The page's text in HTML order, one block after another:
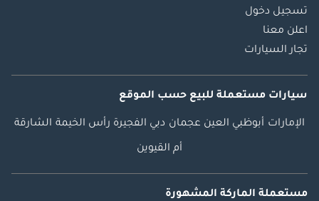
تسجيل دخول
اعلن معنا
تجار السيارات
سيارات مستعملة للبيع حسب الموقع
الإمارات أبوظبي العين عجمان دبي الفجيرة رأس الخيمة الشارقة
أم القيوين
مستعملة الماركة المشهورة